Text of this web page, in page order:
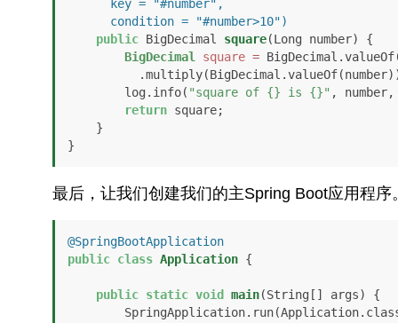
      condition = "#number>10")
public BigDecimal square(Long number)
{
BigDecimal
square =
        log.info(
"square of {} is {}" ,
return square;
}
最后，让我们创建我们的主Spring Boot应用程序
@SpringBootApplication
public class Application {
public static void main(String[] args)
{